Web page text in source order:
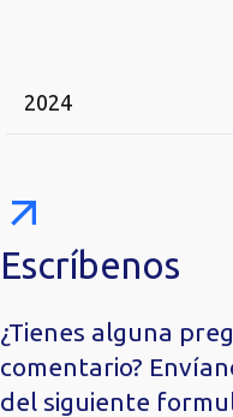
Informe de auditoria
13/03/2025
comisión de auditoria
13/03/2025
Informe sobre
2024
Acuerdo de distribución
ejercicio 2024
29/10/2024
12/07/2024
Informe CCAA 2023
Escríbenos
¿Tienes alguna
comentario?
del siguiente